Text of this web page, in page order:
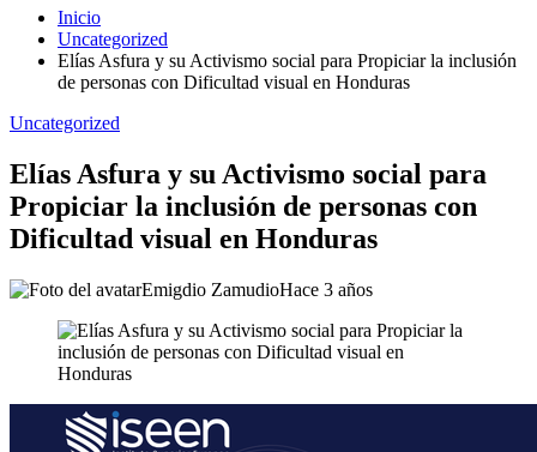
Inicio
Uncategorized
Elías Asfura y su Activismo social para Propiciar la inclusión
de personas con Dificultad visual en Honduras
Uncategorized
Elías Asfura y su Activismo social para
Propiciar la inclusión de personas con
Dificultad visual en Honduras
Emigdio ZamudioHace 3 años